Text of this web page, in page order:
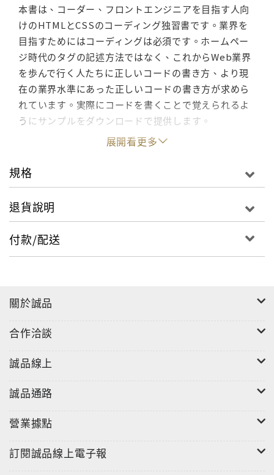
本書は、コーダー、フロントエンジニアを目指す人向
けのHTMLとCSSのコーディング独習書です。業界を
目指すためにはコーディングは必須です。ホームペー
ジ時代のタグの記述方法ではなく、これからWeb業界
を歩んで行く人たちに正しいコードの書き方、より現
在の業界水準にあった正しいコードの書き方が求めら
れています。実際にコードを書くことで覚えられるよ
うにサンプルをダウンロードで提供します。
展開看更多
規格
退貨說明
付款/配送
關於誠品
合作洽談
誠品線上
誠品通路
營業據點
訂閱誠品線上電子報